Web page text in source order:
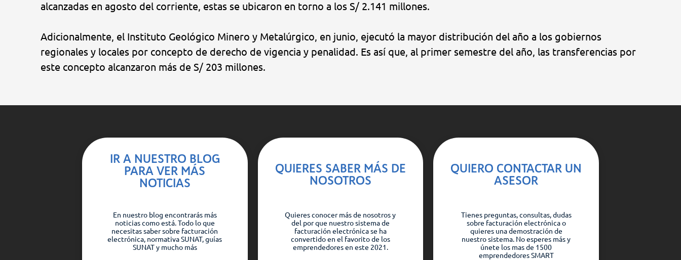
alcanzadas en agosto del corriente, estas se ubicaron en torno a los S/ 2.141 millones.
Adicionalmente, el Instituto Geológico Minero y Metalúrgico, en junio, ejecutó la mayor distribución del año a los gobiernos
regionales y locales por concepto de derecho de vigencia y penalidad. Es así que, al primer semestre del año, las transferencias por
este concepto alcanzaron más de S/ 203 millones.
IR A NUESTRO BLOG
PARA VER MÁS
NOTICIAS
En nuestro blog encontrarás más
noticias como está. Todo lo que
necesitas saber sobre facturación
electrónica, normativa SUNAT, guías
SUNAT y mucho más
QUIERES SABER MÁS DE
NOSOTROS
Quieres conocer más de nosotros y
del por que nuestro sistema de
facturación electrónica se ha
convertido en el favorito de los
emprendedores en este 2021.
QUIERO CONTACTAR UN
ASESOR
Tienes preguntas, consultas, dudas
sobre facturación electrónica o
quieres una demostración de
nuestro sistema. No esperes más y
únete los mas de 1500
emprendedores SMART